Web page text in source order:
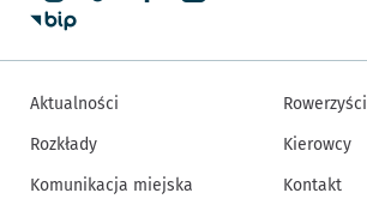
Aktualności
Rozkłady
Komunikacja miejska
Rowerzyści
Kierowcy
Kontakt